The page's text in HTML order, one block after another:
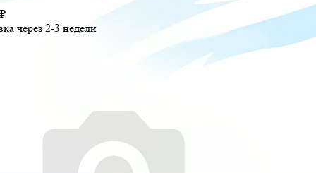
₽
через 2-3 недели